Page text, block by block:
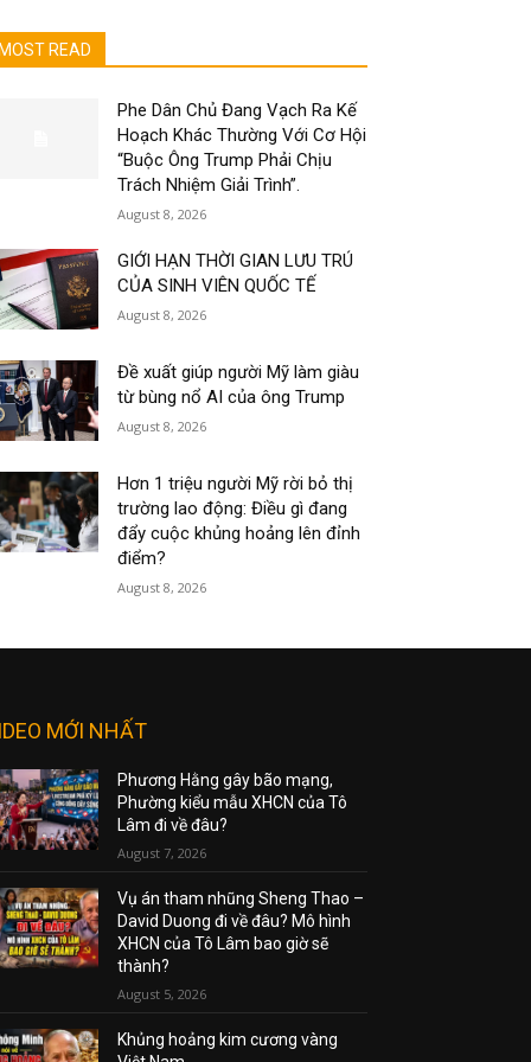
MOST READ
Phe Dân Chủ Đang Vạch Ra Kế
Hoạch Khác Thường Với Cơ Hội
“Buộc Ông Trump Phải Chịu
Trách Nhiệm Giải Trình”.
August 8, 2026
GIỚI HẠN THỜI GIAN LƯU TRÚ
CỦA SINH VIÊN QUỐC TẾ
August 8, 2026
Đề xuất giúp người Mỹ làm giàu
từ bùng nổ AI của ông Trump
August 8, 2026
Hơn 1 triệu người Mỹ rời bỏ thị
trường lao động: Điều gì đang
đẩy cuộc khủng hoảng lên đỉnh
điểm?
August 8, 2026
MỚI NHẤT
Phương Hằng gây bão mạng,
Phường kiểu mẫu XHCN của Tô
Lâm đi về đâu?
August 7, 2026
Vụ án tham nhũng Sheng Thao –
David Duong đi về đâu? Mô hình
XHCN của Tô Lâm bao giờ sẽ
thành?
August 5, 2026
Khủng hoảng kim cương vàng